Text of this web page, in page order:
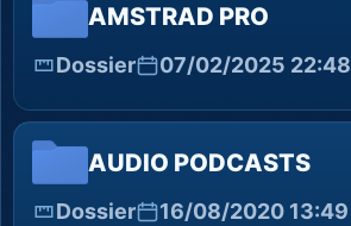
AMSTRAD PRO
Dossier 07/02/2025 22:48
AUDIO PODCASTS
Dossier 16/08/2020 13:49